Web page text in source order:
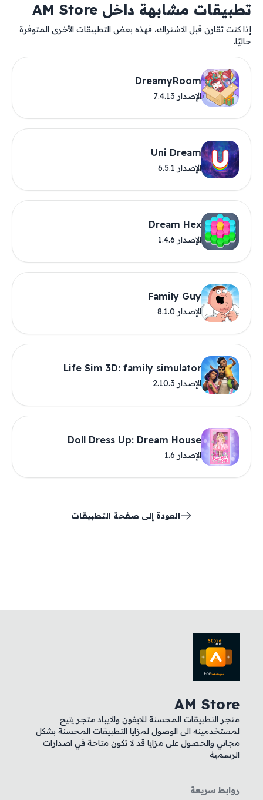
تطبيقات مشابهة داخل AM Store
إذا كنت تقارن قبل الاشتراك، فهذه بعض التطبيقات الأخرى المتوفرة
حاليًا.
DreamyRoom
الإصدار 7.4.13
Uni Dream
الإصدار 6.5.1
Dream Hex
الإصدار 1.4.6
Family Guy
الإصدار 8.1.0
Life Sim 3D: family simulator
الإصدار 2.10.3
Doll Dress Up: Dream House
الإصدار 1.6
العودة إلى صفحة التطبيقات
AM Store
متجر التطبيقات المحسنة للايفون والايباد متجر يتيح
لمستخدمينه الى الوصول لمزايا التطبيقات المحسنة بشكل
مجاني والحصول على مزايا قد لا تكون متاحة في اصدارات
الرسمية
روابط سريعة